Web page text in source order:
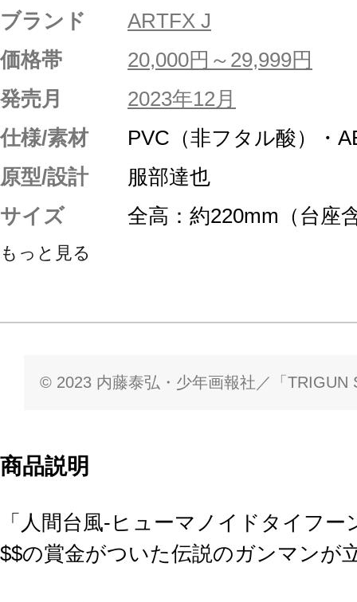
ブランド
ARTFX J
価格帯
20,000円～29,999円
発売月
2023年12月
仕様/素材
PVC（非フタル酸）・
原型/設計
服部達也
サイズ
全高：約220mm（台座
もっと見る
© 2023 内藤泰弘・少年画報社／「TRIGUN
商品説明
「人間台風‐ヒューマノイドタイフ
$$の賞金がついた伝説のガンマンが